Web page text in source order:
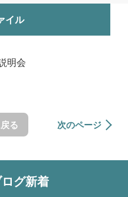
イル
明会
る 次のページ
グ新着